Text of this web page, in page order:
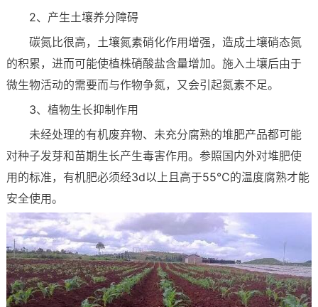
2、产生土壤养分障碍
碳氮比很高，土壤氮素硝化作用增强，造成土壤硝态氮
的积累，进而可能使植株硝酸盐含量增加。施入土壤后由于
微生物活动的需要而与作物争氮，又会引起氮素不足。
3、植物生长抑制作用
未经处理的有机废弃物、未充分腐熟的堆肥产品都可能
对种子发芽和苗期生长产生毒害作用。参照国内外对堆肥使
用的标准，有机肥必须经3d以上且高于55℃的温度腐熟才能
安全使用。